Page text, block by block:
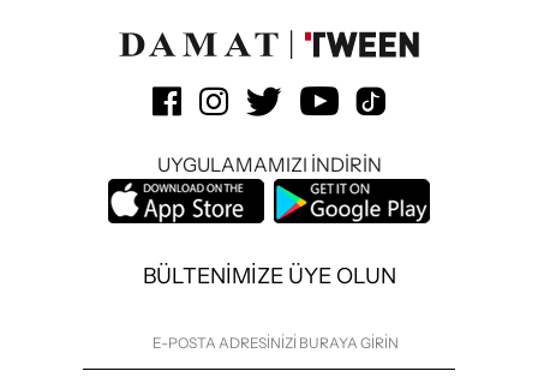
UYGULAMAMIZI İNDİRİN
BÜLTENİMİZE ÜYE OLUN